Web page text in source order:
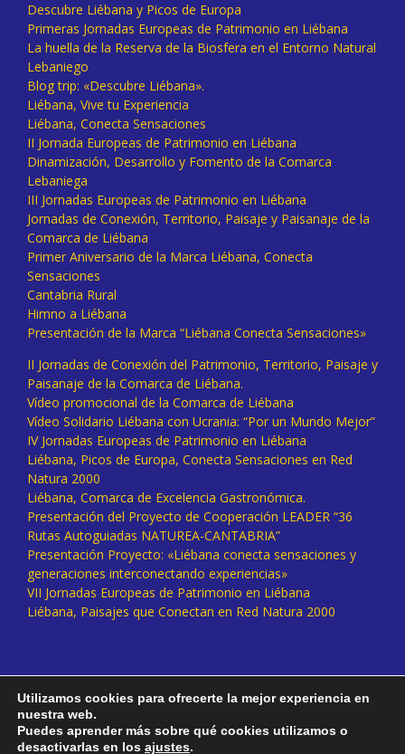
Descubre Liébana y Picos de Europa
Primeras Jornadas Europeas de Patrimonio en Liébana
La huella de la Reserva de la Biosfera en el Entorno Natural
Lebaniego
Blog trip: «Descubre Liébana».
Liébana, Vive tu Experiencia
Liébana, Conecta Sensaciones
II Jornada Europeas de Patrimonio en Liébana
Dinamización, Desarrollo y Fomento de la Comarca
Lebaniega
III Jornadas Europeas de Patrimonio en Liébana
Jornadas de Conexión, Territorio, Paisaje y Paisanaje de la
Comarca de Liébana
Primer Aniversario de la Marca Liébana, Conecta
Sensaciones
Cantabria Rural
Himno a Liébana
Presentación de la Marca “Liébana Conecta Sensaciones»
II Jornadas de Conexión del Patrimonio, Territorio, Paisaje y
Paisanaje de la Comarca de Liébana.
Vídeo promocional de la Comarca de Liébana
Vídeo Solidario Liébana con Ucrania: “Por un Mundo Mejor”
IV Jornadas Europeas de Patrimonio en Liébana
Liébana, Picos de Europa, Conecta Sensaciones en Red
Natura 2000
Liébana, Comarca de Excelencia Gastronómica.
Presentación del Proyecto de Cooperación LEADER “36
Rutas Autoguiadas NATUREA-CANTABRIA”
Presentación Proyecto: «Liébana conecta sensaciones y
generaciones interconectando experiencias»
VII Jornadas Europeas de Patrimonio en Liébana
Liébana, Paisajes que Conectan en Red Natura 2000
Utilizamos cookies para ofrecerte la mejor experiencia en
nuestra web.
Puedes aprender más sobre qué cookies utilizamos o
desactivarlas en los ajustes.